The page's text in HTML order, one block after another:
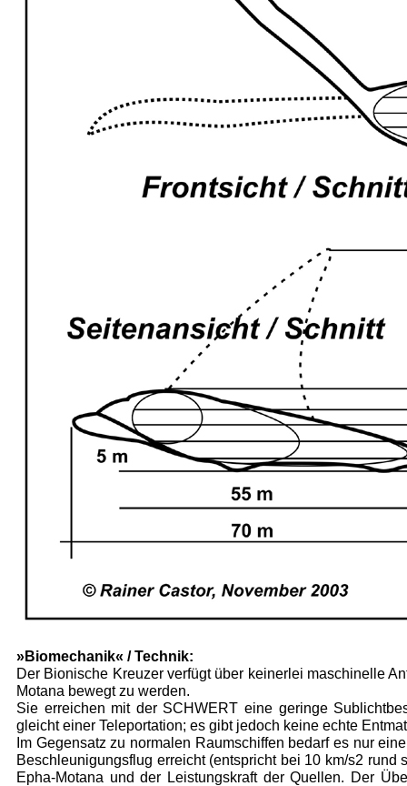
»Biomechanik« / Technik:
Der Bionische Kreuzer verfügt über keinerlei maschi­nelle
Motana bewegt zu werden.
Sie erreichen mit der SCHWERT eine geringe
gleicht ei­ner Teleportation; es gibt jedoch keine echte
Im Gegensatz zu normalen Raumschiffen bedarf es nur
Beschleunigungsflug erreicht (entspricht bei 10 km/s2
Epha-Motana und der Leistungskraft der Quellen. Der